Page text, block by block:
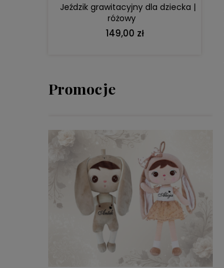
Jeździk grawitacyjny dla dziecka |
różowy
149,00 zł
Promocje